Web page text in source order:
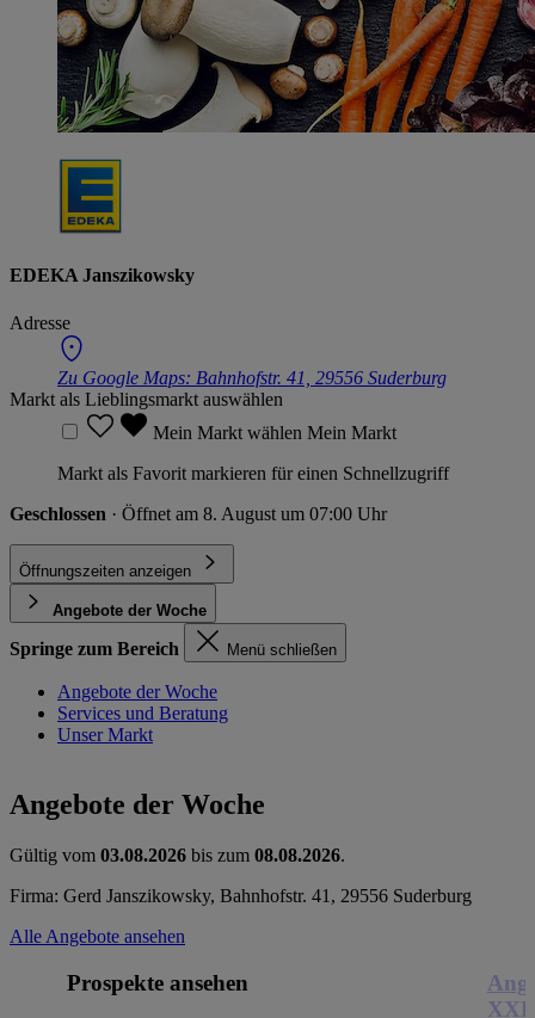
EDEKA Janszikowsky
Adresse
Zu Google Maps: Bahnhofstr. 41, 29556 Suderburg
Markt als Lieblingsmarkt auswählen
Mein Markt wählen Mein Markt
Markt als Favorit markieren für einen Schnellzugriff
Geschlossen · Öffnet am 8. August um 07:00 Uhr
Öffnungszeiten anzeigen
Angebote der Woche
Springe zum Bereich Menü schließen
Angebote der Woche
Services und Beratung
Unser Markt
Angebote der Woche
Gültig vom 03.08.2026 bis zum 08.08.2026.
Firma: Gerd Janszikowsky, Bahnhofstr. 41, 29556 Suderburg
Alle Angebote ansehen
Prospekte ansehen
XXL